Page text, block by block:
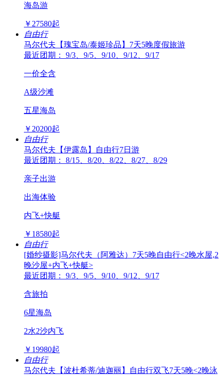
海岛游
￥ 27580起
自由行
马尔代夫【瑰宝岛/泰姬珍品】7天5晚度假旅游
最近团期： 9/3、9/5、9/10、9/12、9/17
一价全含
A级沙滩
五星海岛
￥ 20200起
自由行
马尔代夫【伊露岛】自由行7日游
最近团期： 8/15、8/20、8/22、8/27、8/29
亲子出游
出海体验
内飞+快艇
￥ 18580起
自由行
[婚纱摄影]马尔代夫（阿雅达）7天5晚自由行<2晚水屋,2
晚沙屋+内飞+快艇>
最近团期： 9/3、9/5、9/10、9/12、9/17
含旅拍
6星海岛
2水2沙内飞
￥ 19980起
自由行
马尔代夫【波杜希蒂/迪迦丽】自由行双飞7天5晚<2晚泳